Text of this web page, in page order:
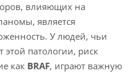
влияющих на
является
У людей, чьи
этой патологии, риск
как BRAF, играют важную